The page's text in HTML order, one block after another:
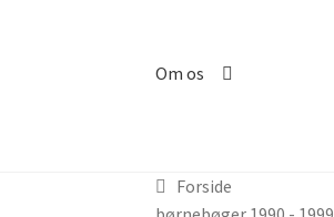
Om os
Forside